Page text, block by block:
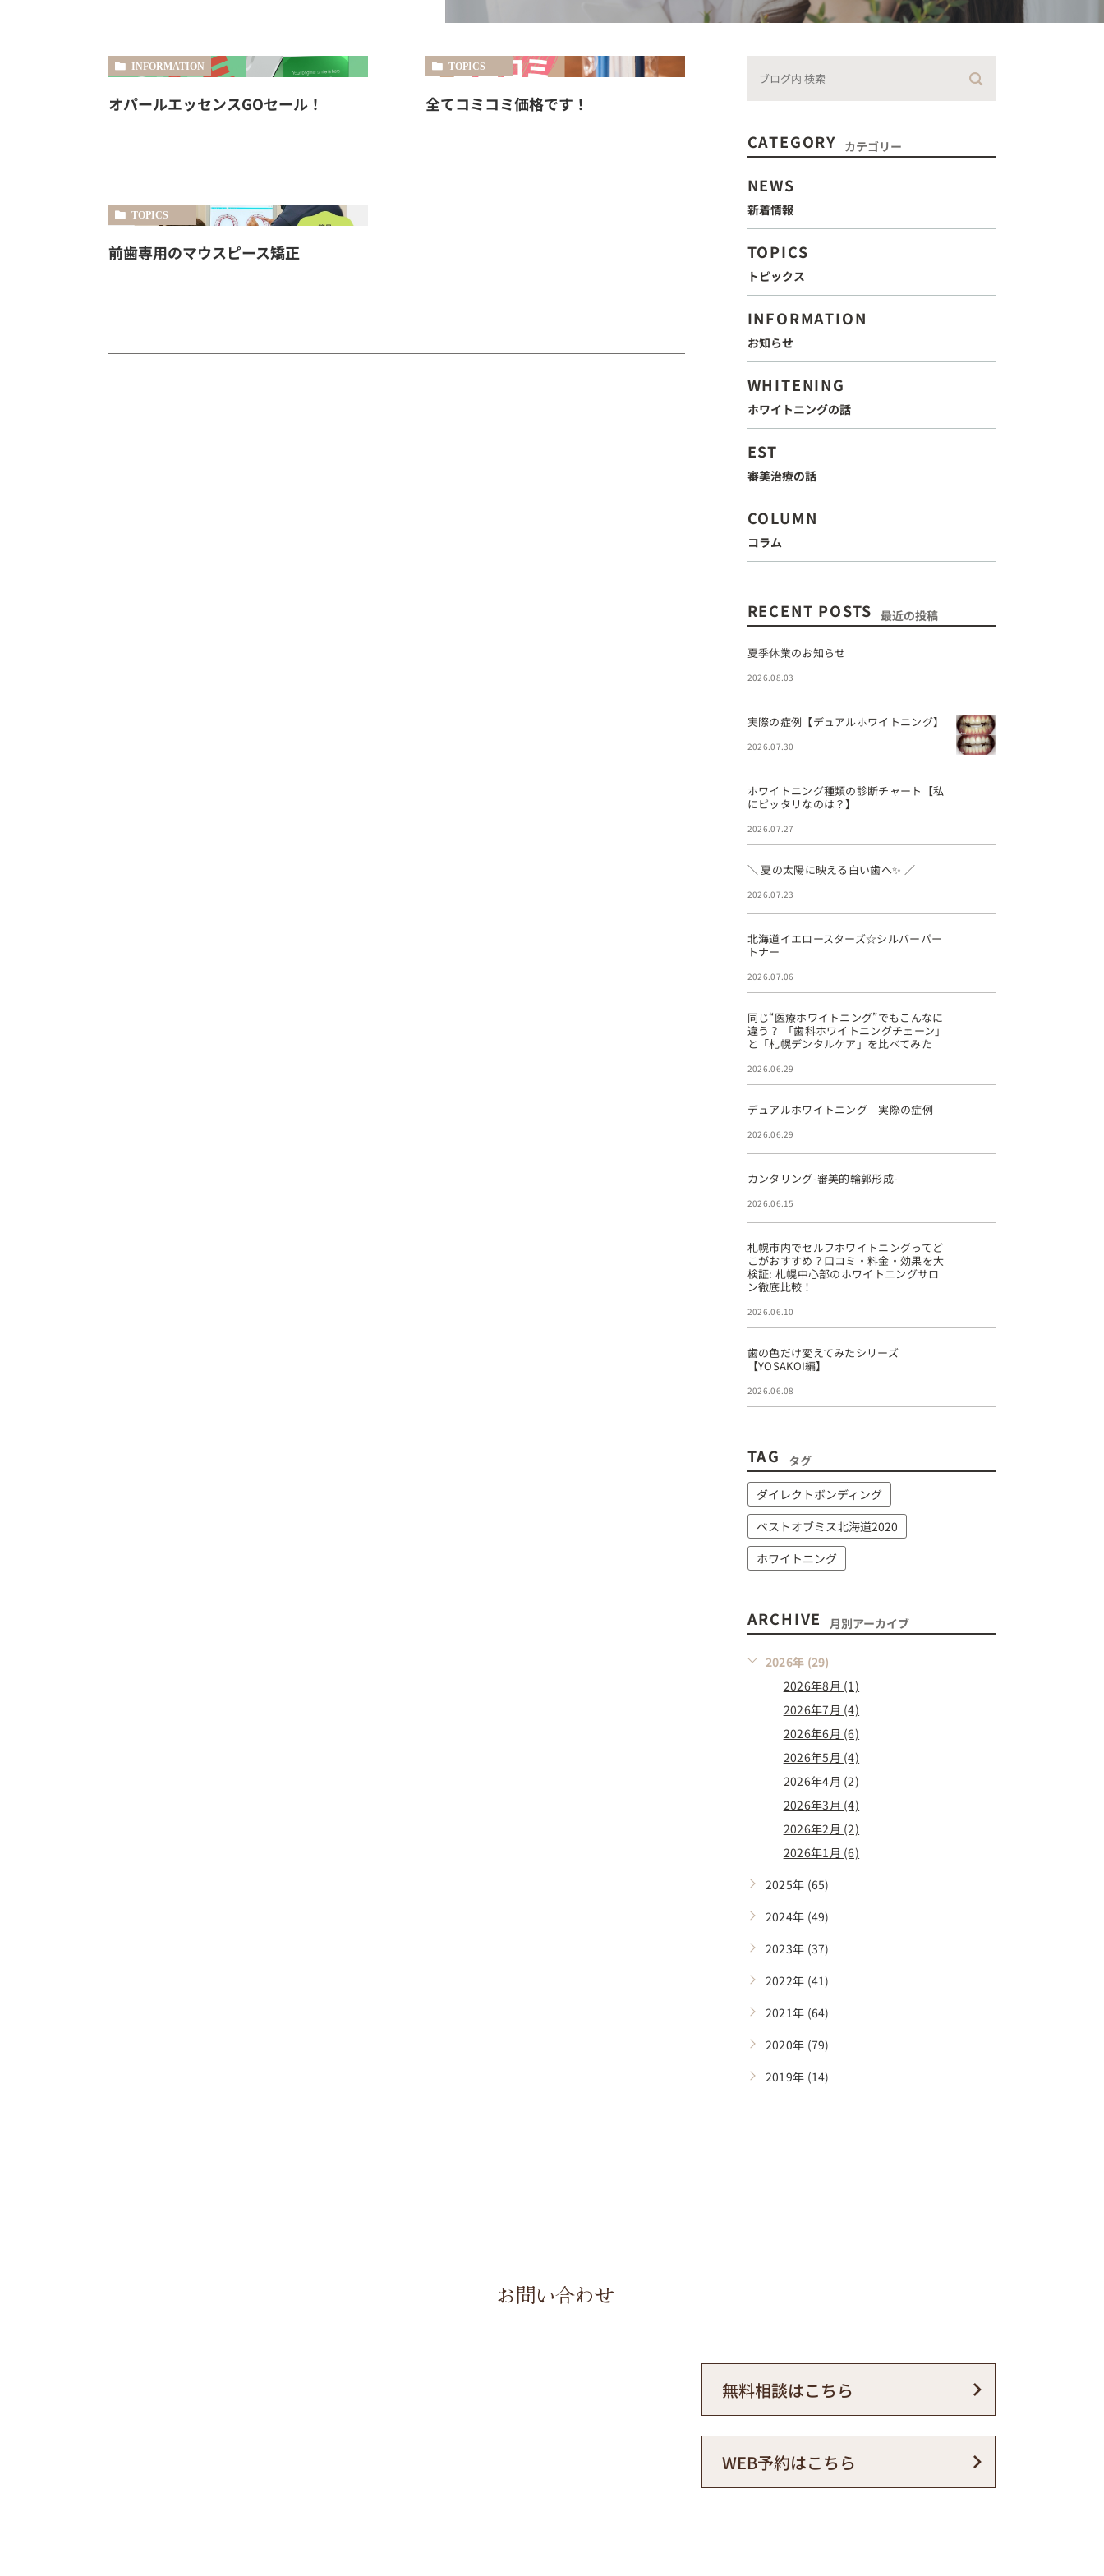
INFORMATION
オパールエッセンスGOセール！
TOPICS
全てコミコミ価格です！
TOPICS
前歯専用のマウスピース矯正
CATEGORY カテゴリー
NEWS
新着情報
TOPICS
トピックス
INFORMATION
お知らせ
WHITENING
ホワイトニングの話
EST
審美治療の話
COLUMN
コラム
RECENT POSTS 最近の投稿
夏季休業のお知らせ
2026.08.03
実際の症例【デュアルホワイトニング】
2026.07.30
ホワイトニング種類の診断チャート【私
にピッタリなのは？】
2026.07.27
＼ 夏の太陽に映える白い歯へ✨ ／
2026.07.23
北海道イエロースターズ☆シルバーパー
トナー
2026.07.06
同じ“医療ホワイトニング”でもこんなに
違う？ 「歯科ホワイトニングチェーン」
と「札幌デンタルケア」を比べてみた
2026.06.29
デュアルホワイトニング 実際の症例
2026.06.29
カンタリング-審美的輪郭形成-
2026.06.15
札幌市内でセルフホワイトニングってど
こがおすすめ？口コミ・料金・効果を大
検証: 札幌中心部のホワイトニングサロ
ン徹底比較！
2026.06.10
歯の色だけ変えてみたシリーズ
【YOSAKOI編】
2026.06.08
TAG タグ
ダイレクトボンディング
ベストオブミス北海道2020
ホワイトニング
ARCHIVE 月別アーカイブ
2026年 (29)
2026年8月 (1)
2026年7月 (4)
2026年6月 (6)
2026年5月 (4)
2026年4月 (2)
2026年3月 (4)
2026年2月 (2)
2026年1月 (6)
2025年 (65)
2024年 (49)
2023年 (37)
2022年 (41)
2021年 (64)
2020年 (79)
2019年 (14)
お問い合わせ
無料相談はこちら
WEB予約はこちら